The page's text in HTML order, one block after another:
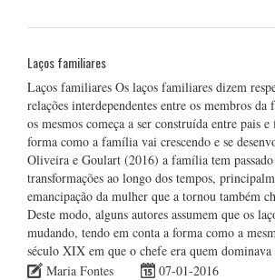
Laços familiares
Laços familiares Os laços familiares dizem
relações interdependentes entre os membros
os mesmos começa a ser construída entre pais
forma como a família vai crescendo e se
Oliveira e Goulart (2016) a família tem
transformações ao longo dos tempos,
emancipação da mulher que a tornou também
Deste modo, alguns autores assumem que os
mudando, tendo em conta a forma como a
século XIX em que o chefe era quem
Maria Fontes
07-01-2016